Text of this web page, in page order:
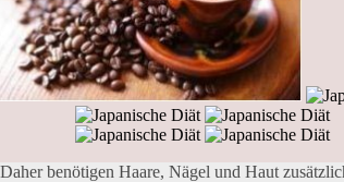
benötigen Haare, Nägel und Haut